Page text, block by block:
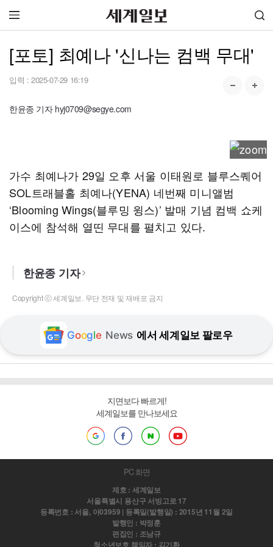
[포토] 최예나 '신나는 컴백 무대'
입력 : 2025-07-29 16:19
한윤종 기자 hyj0709@segye.com
가수 최예나가 29일 오후 서울 이태원로 블루스퀘어
SOL트래블홀 최예나(YENA) 네번째 미니앨범
‘Blooming Wings(블루밍 윙스)’ 발매 기념 컴백 쇼케
이스에 참석해 열띤 무대를 펼치고 있다.
한윤종 기자
Copyright ⓒ 세계일보. 무단 전재 및 재배포 금지
Google News 에서 세계일보 팔로우
지면보다 빠르게!
세계일보를 만나보세요
PC 화면
제호 : 세계일보
서울특별시 용산구 서빙고로 17
등록번호 : 서울, 아03959 | 등록일(발행일) : 2015년 11월 2일
발행인 : 박정훈
편집인 : 조남규
청소년보호 책임자 : 김기환